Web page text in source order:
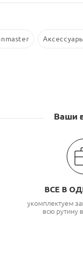
Ваши
ВСЕ В
укомплектуем
всю рутину